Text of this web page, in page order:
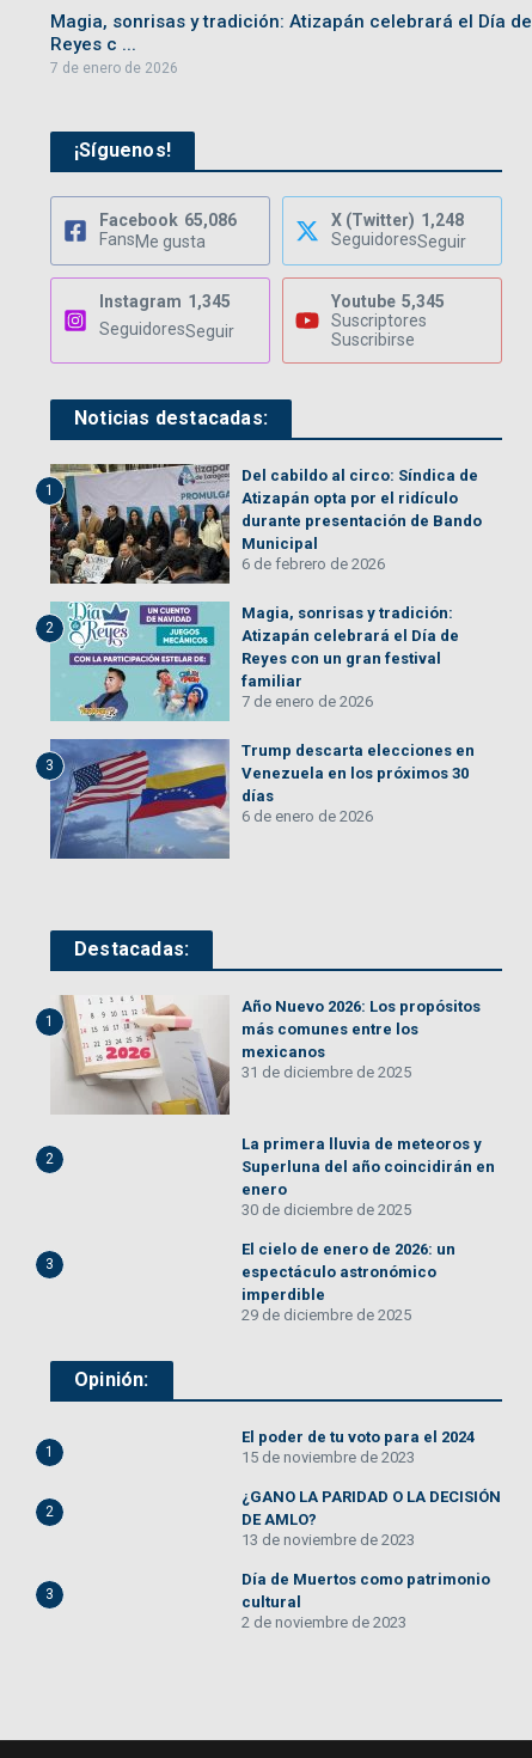
Magia, sonrisas y tradición: Atizapán celebrará el Día de
Reyes c ...
7 de enero de 2026
¡Síguenos!
Facebook 65,086
FansMe gusta
X (Twitter) 1,248
SeguidoresSeguir
Instagram 1,345
SeguidoresSeguir
Youtube 5,345
Suscriptores
Suscribirse
Noticias destacadas:
1
Del cabildo al circo: Síndica de
Atizapán opta por el ridículo
durante presentación de Bando
Municipal
6 de febrero de 2026
2
Magia, sonrisas y tradición:
Atizapán celebrará el Día de
Reyes con un gran festival
familiar
7 de enero de 2026
3
Trump descarta elecciones en
Venezuela en los próximos 30
días
6 de enero de 2026
Destacadas:
1
Año Nuevo 2026: Los propósitos
más comunes entre los
mexicanos
31 de diciembre de 2025
2
La primera lluvia de meteoros y
Superluna del año coincidirán en
enero
30 de diciembre de 2025
3
El cielo de enero de 2026: un
espectáculo astronómico
imperdible
29 de diciembre de 2025
Opinión:
1
El poder de tu voto para el 2024
15 de noviembre de 2023
2
¿GANO LA PARIDAD O LA DECISIÓN
DE AMLO?
13 de noviembre de 2023
3
Día de Muertos como patrimonio
cultural
2 de noviembre de 2023